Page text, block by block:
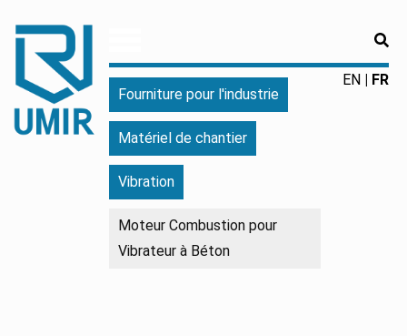
Fourniture
pour
l'industrie
Produits
chimiques
Fabricant
EN
FR
Fourniture pour l'industrie
Matériel de chantier
Vibration
Moteur Combustion pour
Vibrateur à Béton